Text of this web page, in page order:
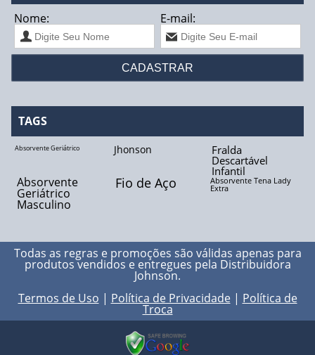
Fio Acido Poliglicólico
Fio Biocryl II
Fio de Aço
Fio de Algodão
Fio de Nylon
Fio de Seda
Fio Polidioxanona
Nome:
E-mail:
TAGS
Absorvente Geriátrico Jhonson Fralda
Descartável
Infantil
Absorvente
Geriátrico
Masculino
Fio de Aço Absorvente Tena Lady
Extra
Todas as regras e promoções são válidas apenas para
produtos vendidos e entregues pela Distribuidora
Johnson.
Termos de Uso | Política de Privacidade| Política de
Troca